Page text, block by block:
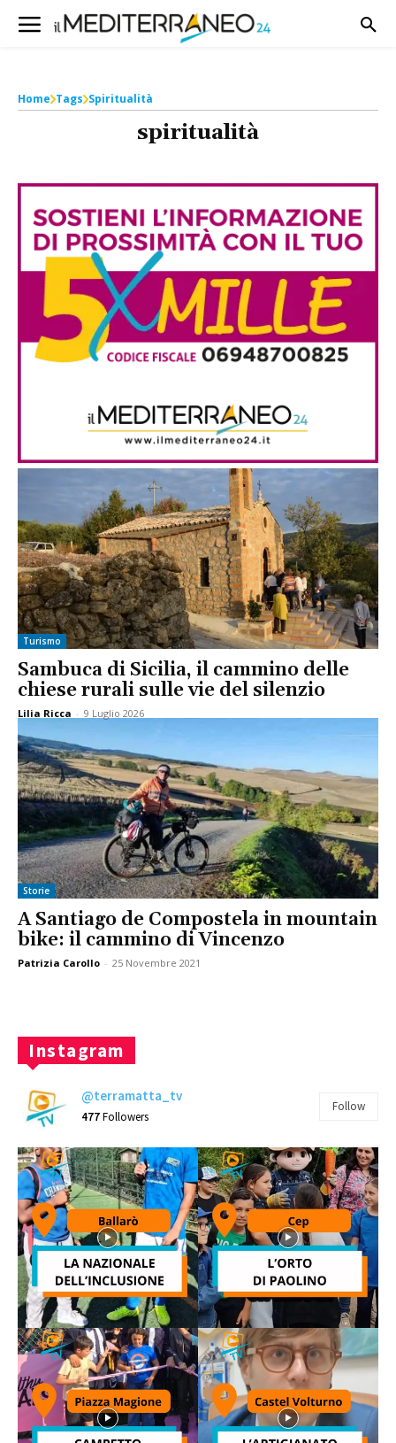
Home Tags Spiritualità
spiritualità
Turismo
Sambuca di Sicilia, il cammino delle
chiese rurali sulle vie del silenzio
Lilia Ricca - 9 Luglio 2026
Storie
A Santiago de Compostela in mountain
bike: il cammino di Vincenzo
Patrizia Carollo - 25 Novembre 2021
Instagram
@terramatta_tv
477Followers
Follow